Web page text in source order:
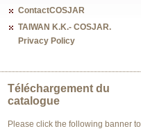
ContactCOSJAR
TAIWAN K.K.- COSJAR.
Privacy Policy
Téléchargement du
catalogue
Please click the following banner to